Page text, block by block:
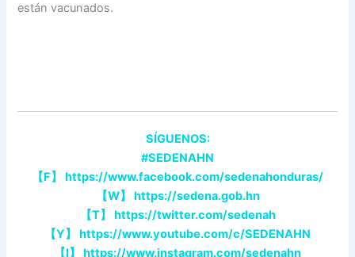
están vacunados.
SÍGUENOS:
#SEDENAHN
【F】 https://www.facebook.com/sedenahonduras/
【W】 https://sedena.gob.hn
【T】 https://twitter.com/sedenah
【Y】 https://www.youtube.com/c/SEDENAHN
【I】 https://www.instagram.com/sedenahn